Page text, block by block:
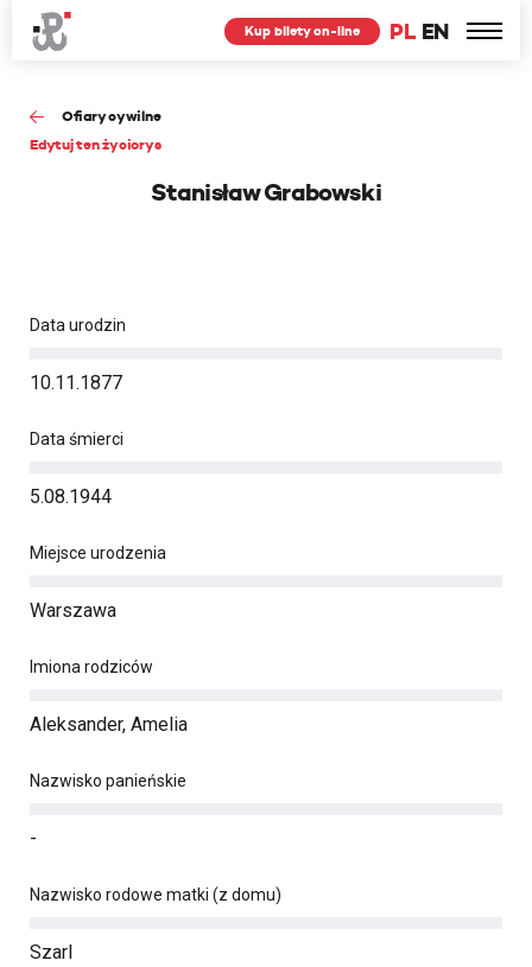
PL EN
Kup bilety on-line
Ofiary cywilne
Edytuj ten życiorys
Stanisław Grabowski
Data urodzin
10.11.1877
Data śmierci
5.08.1944
Miejsce urodzenia
Warszawa
Imiona rodziców
Aleksander, Amelia
Nazwisko panieńskie
-
Nazwisko rodowe matki (z domu)
Szarl